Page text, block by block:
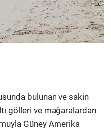
bulunan ve sakin
gölleri ve mağaralardan
Güney Amerika